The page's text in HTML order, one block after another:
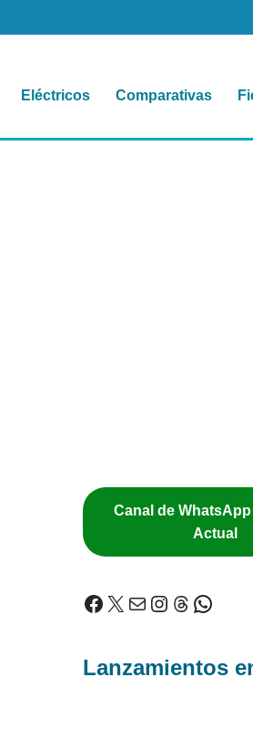
Eléctricos Comparativas
Canal de
Actual
Lanzamientos